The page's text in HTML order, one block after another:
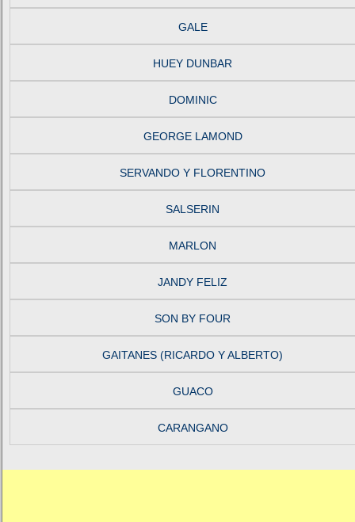
GALE
HUEY DUNBAR
DOMINIC
GEORGE LAMOND
SERVANDO Y FLORENTINO
SALSERIN
MARLON
JANDY FELIZ
SON BY FOUR
GAITANES (RICARDO Y ALBERTO)
GUACO
CARANGANO